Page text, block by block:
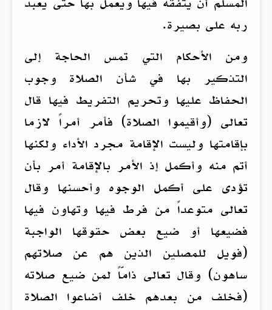
ربه على بصيرة.
ومن الأحكام التي تمس الحاجة إلى
التذكير بها في شأن الصلاة وجوب
الحفاظ عليها وتحريم التفريط فيها قال
تعالى (وأقيموا الصلاة) فأمر أمراً لازما
بإقامتها وليست الإقامة مجرد الأداء ولكنها
أتم منه وأكمل إذ الأمر بالإقامة أمر بأن
تؤدى على أكمل الوجوه وأحسنها وقال
تعالى متوعداً من فرط فيها وتهاون فيها
فضيعها أو ضيع بعض حقوقها الواجبة
(فويل للمصلين الذين هم عن صلاتهم
ساهون) وقال تعالى ذامّاً لمن ضيع صلاته
(فخلف من بعدهم خلف أضاعوا الصلاة